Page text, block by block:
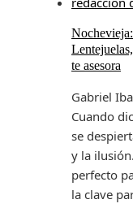
te asesora
Gabriel
Cuando
se
y la
perfecto
la clave